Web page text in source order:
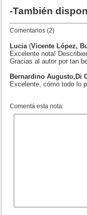
-También
Comentarios (2)
Lucia(Vicente López,
Excelente nota!
Gracias al autor por tan
Bernardino Augusto,Di
Excelente, cómo todo lo
Comentá esta nota: